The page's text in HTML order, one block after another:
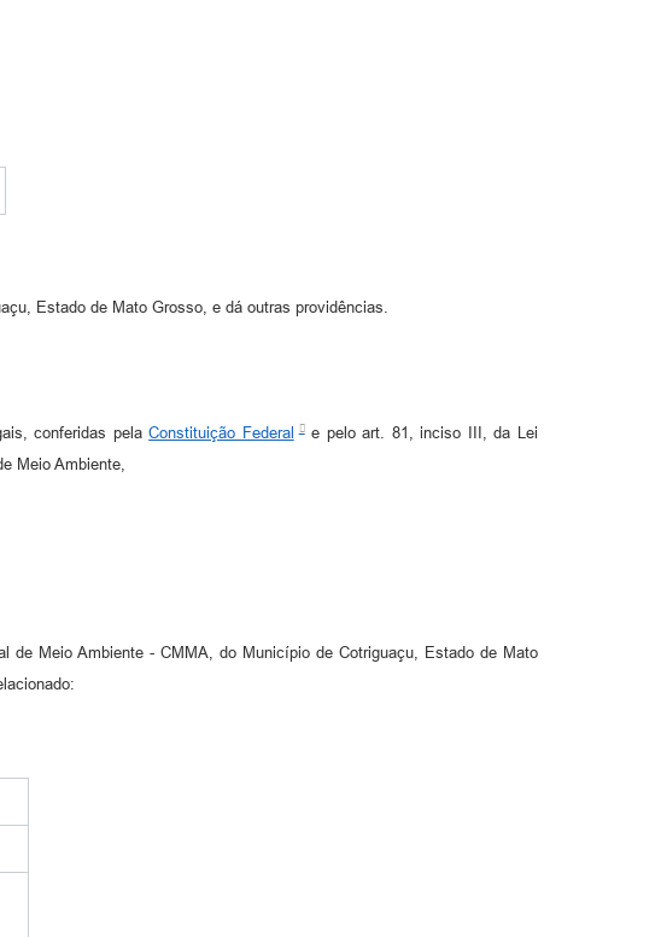
Estado de Mato Grosso, e dá outras providências.
conferidas pelaConstituição Federal
e pelo art. 81, inciso III, da Lei
Meio Ambiente,
de Meio Ambiente - CMMA, do Município de Cotriguaçu, Estado de Mato